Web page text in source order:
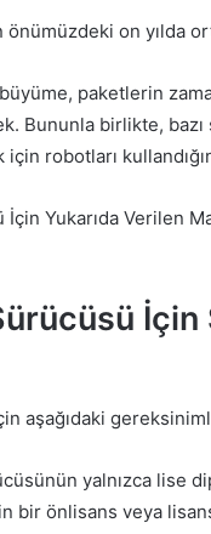
on yılda
paketlerin
Bununla birlikte, bazı
robotları
Yukarıda Verilen
aşağıdaki
yalnızca lise
bir önlisans veya